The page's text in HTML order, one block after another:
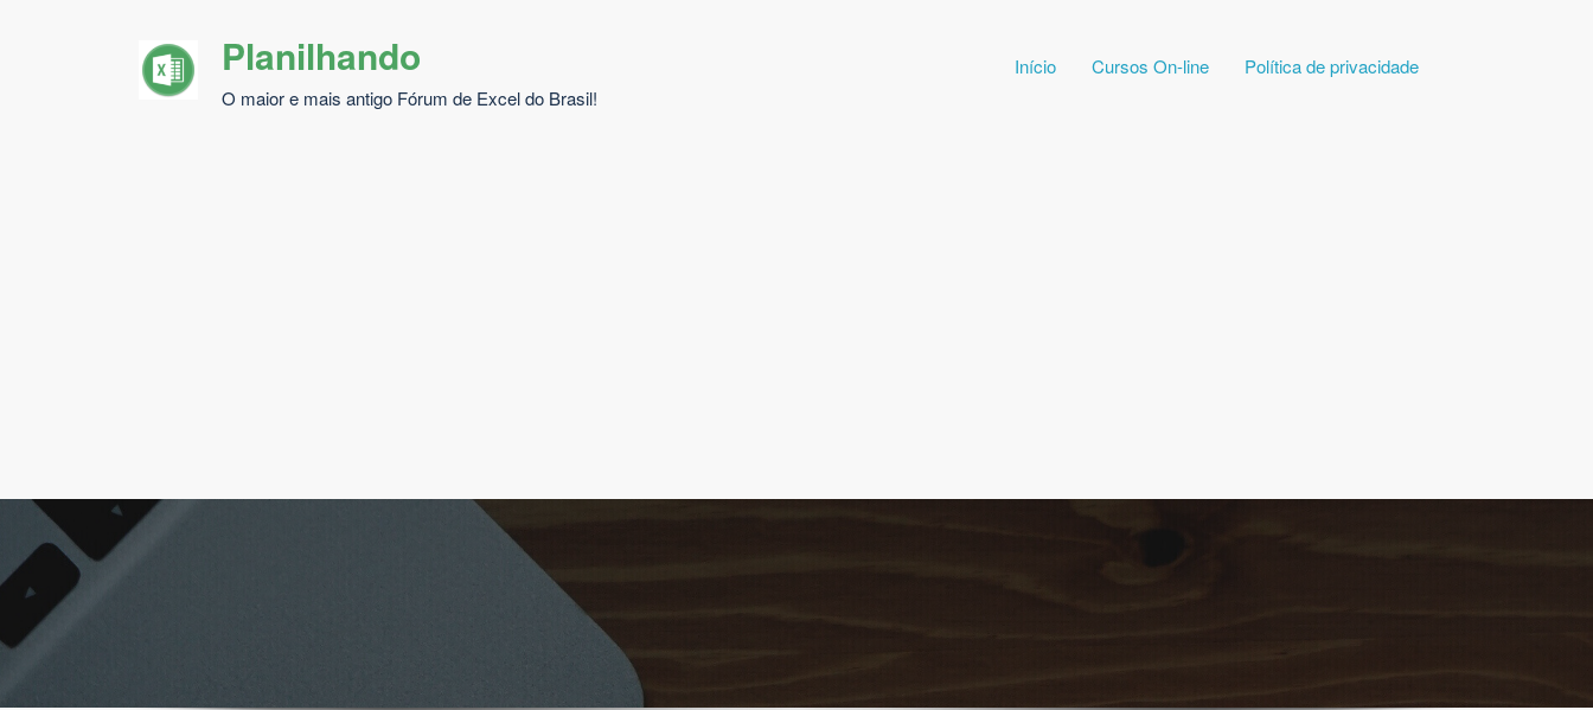
Planilhando
O maior e mais antigo Fórum de Excel do Brasil!
Início Cursos On-line Política de privacidade